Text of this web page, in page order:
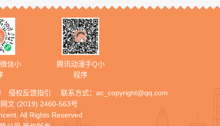
信小
腾讯动漫手Q小
程序
侵权反馈指引 联系方式： ac_copyright@qq.com
文 (2019) 2460-563号
All Rights Reserved